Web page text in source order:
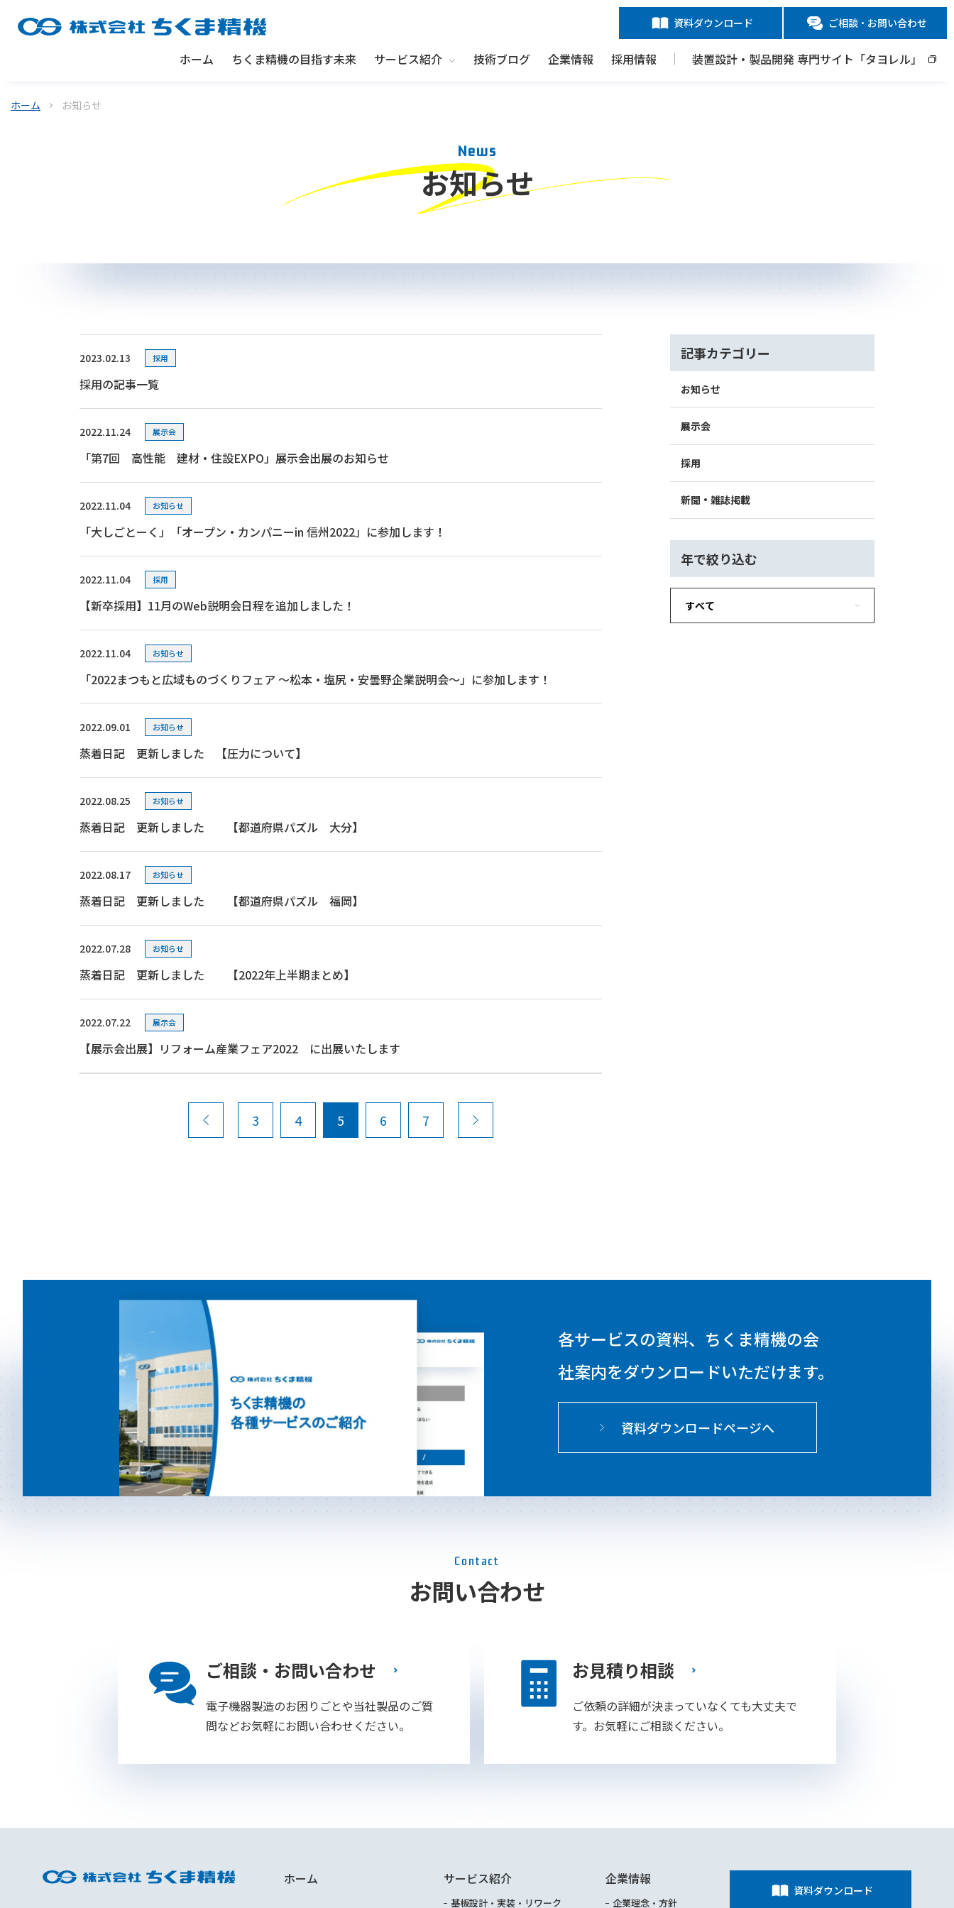
資料ダウンロード ご相談・お問い合わせ
ホーム ちくま精機の目指す未来 サービス紹介
Show submenu for サービス紹介
技術ブログ 企業情報 採用情報 装置設計・製品開発 専門サイト「タヨレル」
ホーム お知らせ
News
お知らせ
2023.02.13 採用
採用の記事一覧
2022.11.24 展示会
「第7回 高性能 建材・住設EXPO」展示会出展のお知らせ
2022.11.04 お知らせ
「大しごとーく」「オープン・カンパニーin 信州2022」に参加します！
2022.11.04 採用
【新卒採用】11月のWeb説明会日程を追加しました！
2022.11.04 お知らせ
「2022まつもと広域ものづくりフェア ～松本・塩尻・安曇野企業説明会～」に参加します！
2022.09.01 お知らせ
蒸着日記 更新しました 【圧力について】
2022.08.25 お知らせ
蒸着日記 更新しました 【都道府県パズル 大分】
2022.08.17 お知らせ
蒸着日記 更新しました 【都道府県パズル 福岡】
2022.07.28 お知らせ
蒸着日記 更新しました 【2022年上半期まとめ】
2022.07.22 展示会
【展示会出展】リフォーム産業フェア2022 に出展いたします
3 4 5 6 7
記事カテゴリー
お知らせ
展示会
採用
新聞・雑誌掲載
年で絞り込む
各サービスの資料、ちくま精機の会
社案内をダウンロードいただけます。
資料ダウンロードページへ
Contact
お問い合わせ
ご相談・お問い合わせ
電子機器製造のお困りごとや当社製品のご質
問などお気軽にお問い合わせください。
お見積り相談
ご依頼の詳細が決まっていなくても大丈夫で
す。お気軽にご相談ください。
ホーム サービス紹介
基板設計・実装・リワーク
企業情報
企業理念・方針
資料ダウンロード